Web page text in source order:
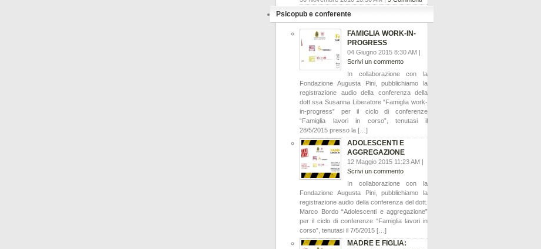
Psicopub e conferente
FAMIGLIA WORK-IN-
PROGRESS
04 Giugno 2015 8:30 AM |
Scrivi un commento
In collaborazione con la
Fondazione Augusta Pini, pubblichiamo la
registrazione audio della conferenza della
dott.ssa Susanna Liberatore “Famiglia work-
in-progress” per il ciclo di conferenze
“Famiglia lavori in corso”, tenutasi il
28/5/2015 presso la […]
ADOLESCENTI E
AGGREGAZIONE
12 Maggio 2015 11:23 AM |
Scrivi un commento
In collaborazione con la
Fondazione Augusta Pini, pubblichiamo la
registrazione audio della conferenza del dott.
Marco Bordo “Adolescenti e aggregazione”
per il ciclo di conferenze “Famiglia lavori in
corso”, tenutasi il 7/5/2015 […]
MADRE E FIGLIA: